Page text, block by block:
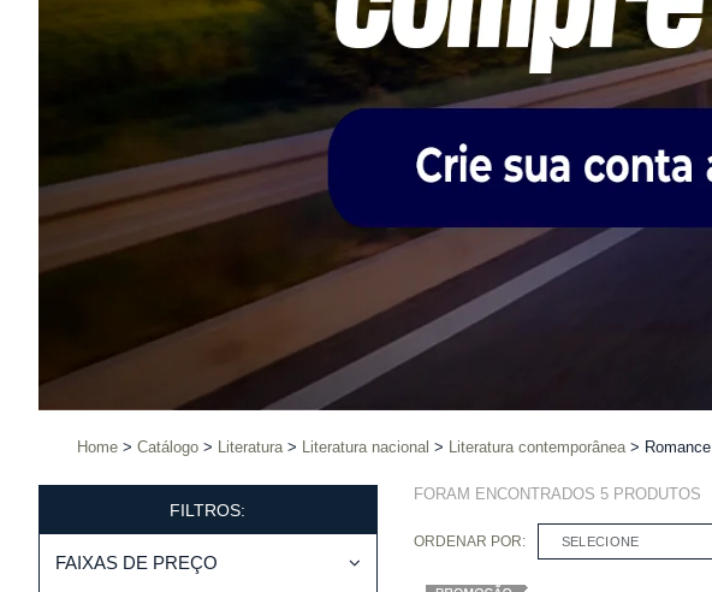
Home Catálogo Literatura Literatura nacional Literatura contemporânea Romance
FILTROS:
FAIXAS DE PREÇO
FORAM ENCONTRADOS 5PRODUTOS
ORDENAR POR: SELECIONE